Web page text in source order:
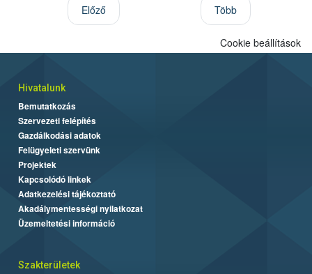
Előző Több
Cookie beállítások
Hivatalunk
Bemutatkozás
Szervezeti felépítés
Gazdálkodási adatok
Felügyeleti szervünk
Projektek
Kapcsolódó linkek
Adatkezelési tájékoztató
Akadálymentességi nyilatkozat
Üzemeltetési információ
Szakterületek